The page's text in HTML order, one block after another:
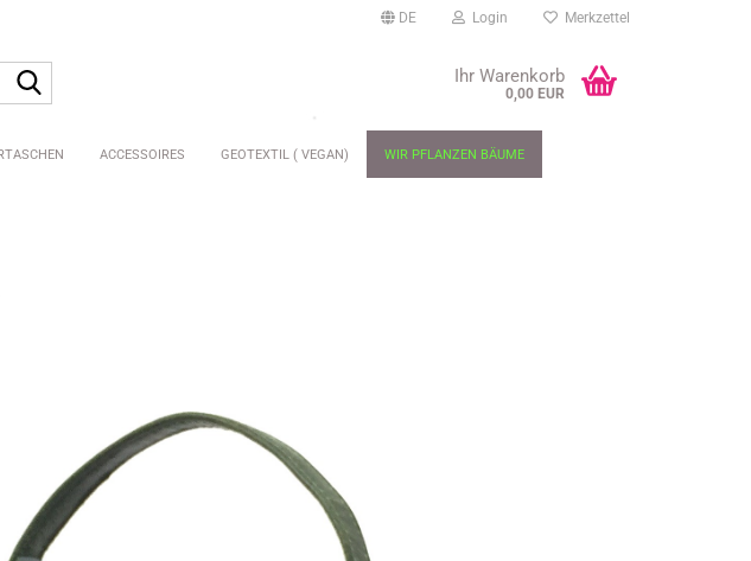
DE Login Merkzettel
Ihr Warenkorb
0,00 EUR
ACCESSOIRES GEOTEXTIL ( VEGAN) WIR PFLANZEN BÄUME